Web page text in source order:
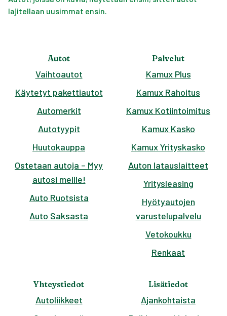
lajitellaan uusimmat ensin.
Autot
Vaihtoautot
Käytetyt pakettiautot
Automerkit
Autotyypit
Huutokauppa
Ostetaan autoja – Myy
autosi meille!
Auto Ruotsista
Auto Saksasta
Palvelut
Kamux Plus
Kamux Rahoitus
Kamux Kotiintoimitus
Kamux Kasko
Kamux Yrityskasko
Auton latauslaitteet
Yritysleasing
Hyötyautojen
varustelupalvelu
Vetokoukku
Renkaat
Yhteystiedot
Autoliikkeet
Lisätiedot
Ajankohtaista